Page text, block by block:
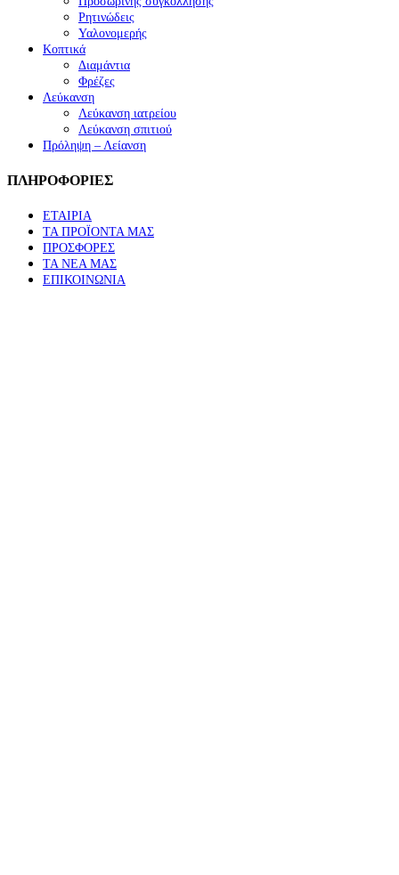
Ρητινώδεις
Υαλονομερής
Κοπτικά
Διαμάντια
Φρέζες
Λεύκανση
Λεύκανση ιατρείου
Λεύκανση σπιτιού
Πρόληψη – Λείανση
ΠΛΗΡΟΦΟΡΙΕΣ
ΕΤΑΙΡΙΑ
ΤΑ ΠΡΟΪΟΝΤΑ ΜΑΣ
ΠΡΟΣΦΟΡΕΣ
ΤΑ ΝΕΑ ΜΑΣ
ΕΠΙΚΟΙΝΩΝΙΑ